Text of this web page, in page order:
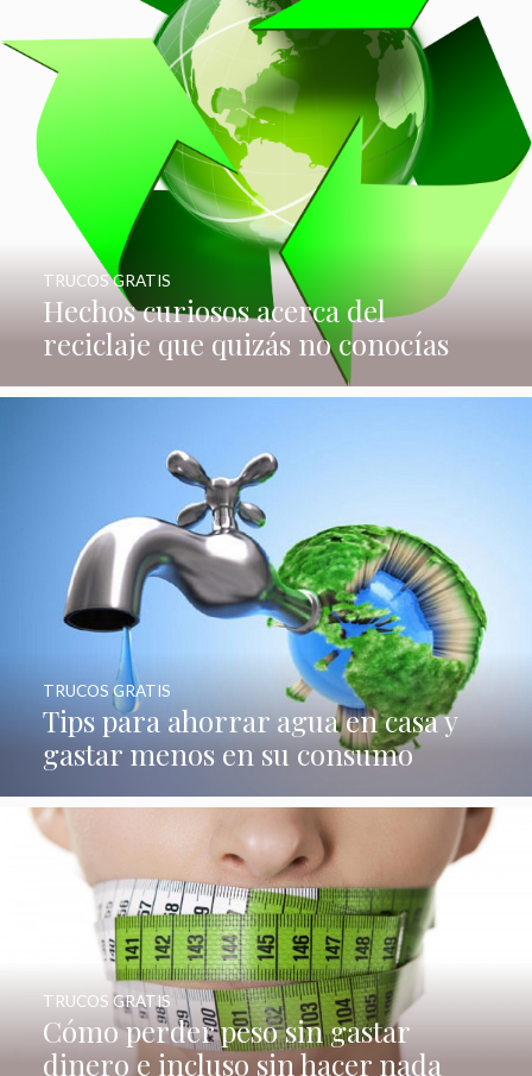
Hechos curiosos acerca del
reciclaje que quizás no conocías
TRUCOS GRATIS
Tips para ahorrar agua en casa y
gastar menos en su consumo
TRUCOS GRATIS
Cómo perder peso sin gastar
dinero e incluso sin hacer nada
TRUCOS GRATIS